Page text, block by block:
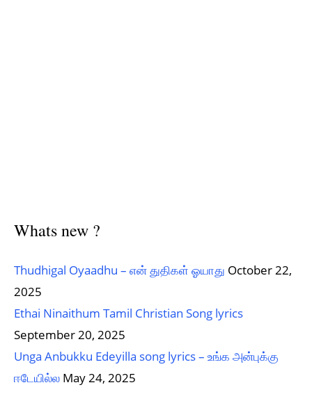
Whats new ?
Thudhigal Oyaadhu – என் துதிகள் ஓயாது October 22,
2025
Ethai Ninaithum Tamil Christian Song lyrics
September 20, 2025
Unga Anbukku Edeyilla song lyrics – உங்க அன்புக்கு
ஈடேயில்ல May 24, 2025